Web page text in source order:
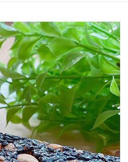
7-11取貨付款
每筆NT$60，滿NT$799(含以上)免運費
付款後7-11取貨
每筆NT$60，滿NT$799(含以上)免運費
宅配到家
每筆NT$150，滿NT$1,399(含以上)免運費
澎湖金門馬祖宅配到家
每筆NT$250
付款後門市自取